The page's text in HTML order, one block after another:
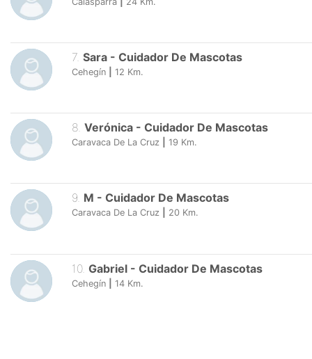
7. Sara - Cuidador De Mascotas
Cehegín 12 Km.
8. Verónica - Cuidador De Mascotas
Caravaca De La Cruz 19 Km.
9. M - Cuidador De Mascotas
Caravaca De La Cruz 20 Km.
10. Gabriel - Cuidador De Mascotas
Cehegín 14 Km.